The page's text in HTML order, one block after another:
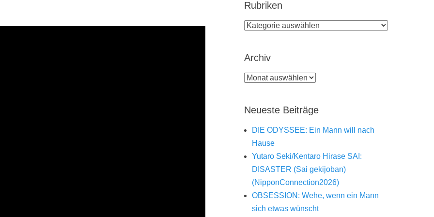
Rubriken
Rubriken
Archiv
Archiv
Neueste Beiträge
DIE ODYSSEE: Ein Mann will nach
Hause
Yutaro Seki/Kentaro Hirase SAI:
DISASTER (Sai gekijoban)
(NipponConnection2026)
OBSESSION: Wehe, wenn ein Mann
sich etwas wünscht